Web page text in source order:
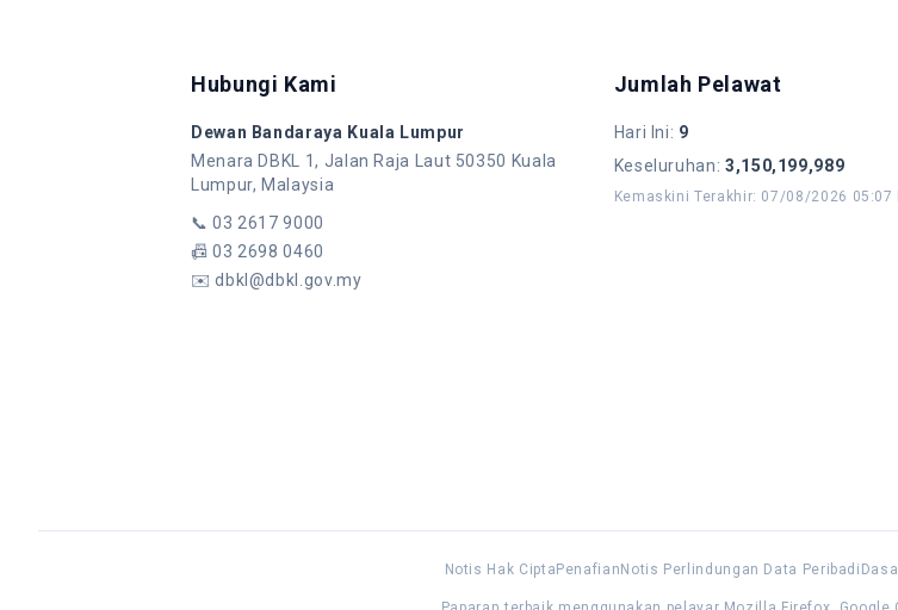
Hubungi Kami
Dewan Bandaraya Kuala Lumpur
Menara DBKL 1, Jalan Raja Laut 50350 Kuala
Lumpur, Malaysia
📞03 2617 9000
📠03 2698 0460
✉️dbkl@dbkl.gov.my
Jumlah Pelawat
Hari Ini: 9
Keseluruhan: 3,150,199,989
Kemaskini Terakhir: 07/08/2026 05:07
Notis Hak Cipta Penafian Notis Perlindungan Data Peribadi